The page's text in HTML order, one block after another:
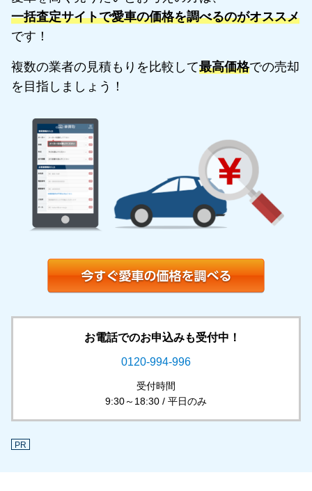
一括査定サイトで愛車の価格を調べるのがオススメ
です！
複数の業者の見積もりを比較して最高価格での売却
を目指しましょう！
お電話でのお申込みも受付中！
0120-994-996
受付時間
9:30～18:30 / 平日のみ
PR